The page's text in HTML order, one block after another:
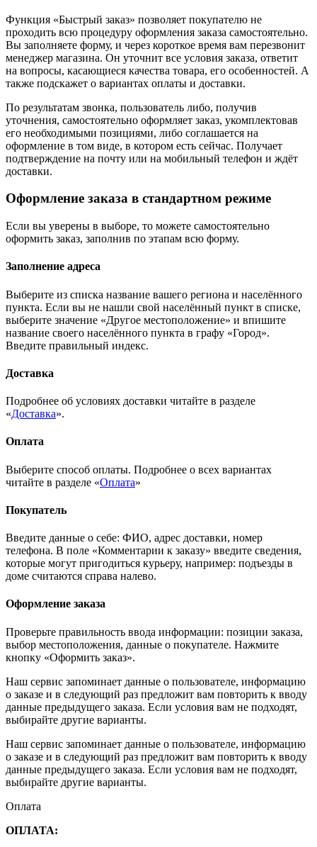
Функция «Быстрый заказ» позволяет покупателю не
проходить всю процедуру оформления заказа самостоятельно.
Вы заполняете форму, и через короткое время вам перезвонит
менеджер магазина. Он уточнит все условия заказа, ответит
на вопросы, касающиеся качества товара, его особенностей. А
также подскажет о вариантах оплаты и доставки.
По результатам звонка, пользователь либо, получив
уточнения, самостоятельно оформляет заказ, укомплектовав
его необходимыми позициями, либо соглашается на
оформление в том виде, в котором есть сейчас. Получает
подтверждение на почту или на мобильный телефон и ждёт
доставки.
Оформление заказа в стандартном режиме
Если вы уверены в выборе, то можете самостоятельно
оформить заказ, заполнив по этапам всю форму.
Заполнение адреса
Выберите из списка название вашего региона и населённого
пункта. Если вы не нашли свой населённый пункт в списке,
выберите значение «Другое местоположение» и впишите
название своего населённого пункта в графу «Город».
Введите правильный индекс.
Доставка
Подробнее об условиях доставки читайте в разделе
«Доставка».
Оплата
Выберите способ оплаты. Подробнее о всех вариантах
читайте в разделе «Оплата»
Покупатель
Введите данные о себе: ФИО, адрес доставки, номер
телефона. В поле «Комментарии к заказу» введите сведения,
которые могут пригодиться курьеру, например: подъезды в
доме считаются справа налево.
Оформление заказа
Проверьте правильность ввода информации: позиции заказа,
выбор местоположения, данные о покупателе. Нажмите
кнопку «Оформить заказ».
Наш сервис запоминает данные о пользователе, информацию
о заказе и в следующий раз предложит вам повторить к вводу
данные предыдущего заказа. Если условия вам не подходят,
выбирайте другие варианты.
Наш сервис запоминает данные о пользователе, информацию
о заказе и в следующий раз предложит вам повторить к вводу
данные предыдущего заказа. Если условия вам не подходят,
выбирайте другие варианты.
Оплата
ОПЛАТА: